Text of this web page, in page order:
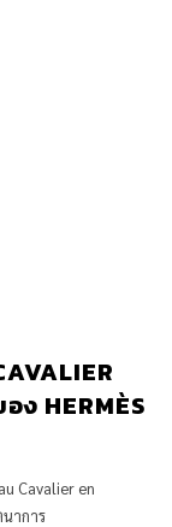
ง HERMÈS
Cavalier en
าการ